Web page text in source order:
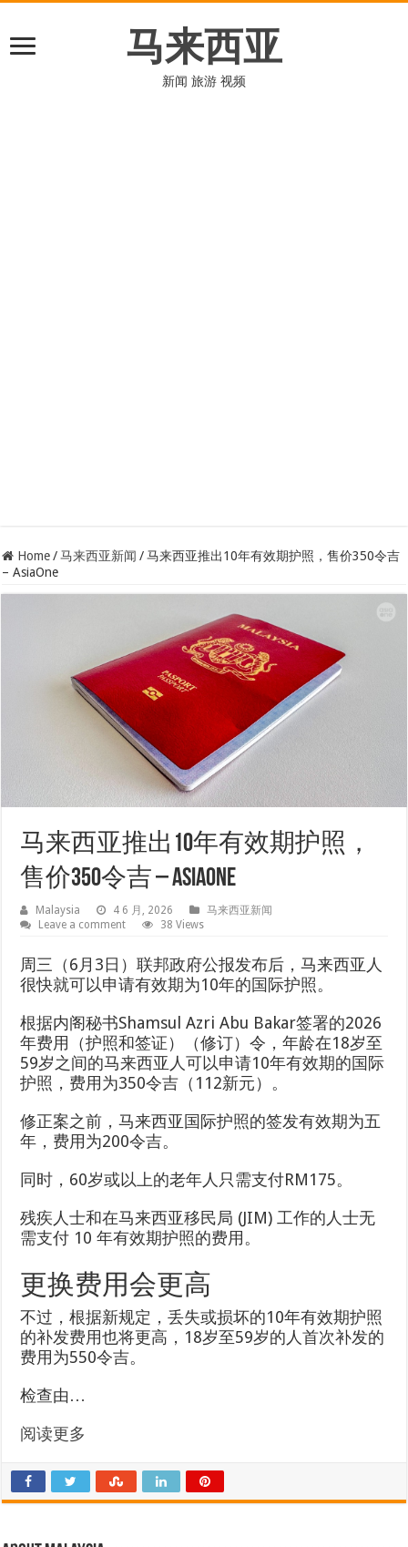
马来西亚
新闻 旅游 视频
Home / 马来西亚新闻 / 马来西亚推出10年有效期护照，售价350令吉
– AsiaOne
马来西亚推出10年有效期护照，
售价350令吉 – AsiaOne
Malaysia 4 6 月, 2026
马来西亚新闻
Leave a comment
38 Views
周三（6月3日）联邦政府公报发布后，马来西亚人
很快就可以申请有效期为10年的国际护照。
根据内阁秘书Shamsul Azri Abu Bakar签署的2026
年费用（护照和签证）（修订）令，年龄在18岁至
59岁之间的马来西亚人可以申请10年有效期的国际
护照，费用为350令吉（112新元）。
修正案之前，马来西亚国际护照的签发有效期为五
年，费用为200令吉。
同时，60岁或以上的老年人只需支付RM175。
残疾人士和在马来西亚移民局 (JIM) 工作的人士无
需支付 10 年有效期护照的费用。
更换费用会更高
不过，根据新规定，丢失或损坏的10年有效期护照
的补发费用也将更高，18岁至59岁的人首次补发的
费用为550令吉。
检查由…
阅读更多